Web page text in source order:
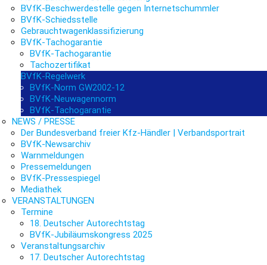
BVfK-Beschwerdestelle gegen Internetschummler
BVfK-Schiedsstelle
Gebrauchtwagenklassifizierung
BVfK-Tachogarantie
BVfK-Tachogarantie
Tachozertifikat
BVfK-Regelwerk
BVfK-Norm GW2002-12
BVfK-Neuwagennorm
BVfK-Tachogarantie
NEWS / PRESSE
Der Bundesverband freier Kfz-Händler | Verbandsportrait
BVfK-Newsarchiv
Warnmeldungen
Pressemeldungen
BVfK-Pressespiegel
Mediathek
VERANSTALTUNGEN
Termine
18. Deutscher Autorechtstag
BVfK-Jubiläumskongress 2025
Veranstaltungsarchiv
17. Deutscher Autorechtstag